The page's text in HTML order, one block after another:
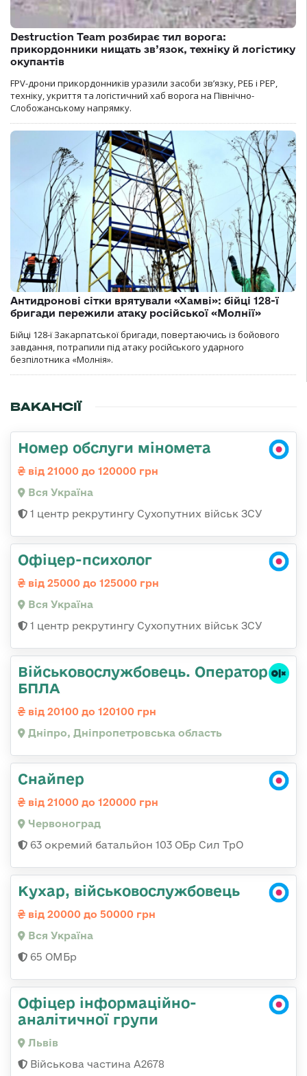
Destruction Team розбирає тил ворога:
прикордонники нищать зв’язок, техніку й логістику
окупантів
FPV-дрони прикордонників уразили засоби зв’язку, РЕБ і РЕР,
техніку, укриття та логістичний хаб ворога на Північно-
Слобожанському напрямку.
Антидронові сітки врятували «Хамві»: бійці 128-ї
бригади пережили атаку російської «Молнії»
Бійці 128-ї Закарпатської бригади, повертаючись із бойового
завдання, потрапили під атаку російського ударного
безпілотника «Молнія».
ВАКАНСІЇ
Номер обслуги міномета
від 21000 до 120000 грн
Вся Україна
1 центр рекрутингу Сухопутних військ ЗСУ
Офіцер-психолог
від 25000 до 125000 грн
Вся Україна
1 центр рекрутингу Сухопутних військ ЗСУ
Військовослужбовець. Оператор
БПЛА
від 20100 до 120100 грн
Дніпро, Дніпропетровська область
Снайпер
від 21000 до 120000 грн
Червоноград
63 окремий батальйон 103 ОБр Сил ТрО
Кухар, військовослужбовець
від 20000 до 50000 грн
Вся Україна
65 ОМБр
Офіцер інформаційно-
аналітичної групи
Львів
Військова частина А2678